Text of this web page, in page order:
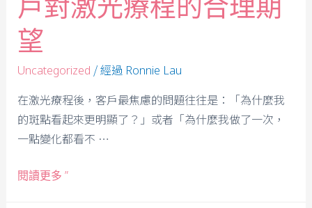
望
Uncategorized / 經過 Ronnie Lau
在激光療程後，客戶最焦慮的問題往往是：「為什麼我
的斑點看起來更明顯了？」或者「為什麼我做了一次，
一點變化都看不 …
閱讀更多 ”